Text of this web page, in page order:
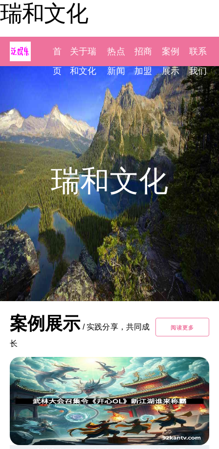
瑞和文化
首
页
关于瑞
和文化
热点
新闻
招商
加盟
案例
展示
联系
我们
瑞和文化
案例展示 / 实践分享，共同成
长
阅读更多